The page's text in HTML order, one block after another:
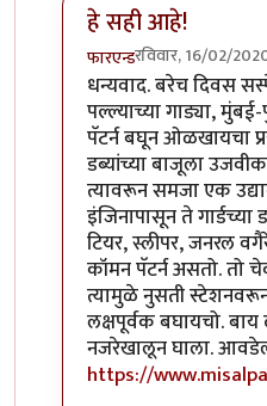
हे सही आहे!
फारएन्डरविवार, 16/02/
In reply toआणि हे
धन्यवाद. बरेच दिवस
पल्ल्याच्या गाड्या,
पॅटर्न बघून ओळखायचा
डब्यांच्या बाजूला
त्यावरून समजा एक
इंजिनापासून ते गार्डच्या
टियर, स्लीपर, जनरल
कॉमन पॅटर्न असतो. तो
त्यामुळे नुसती स्टेशनवरून
लक्षपूर्वक बघायचो.
नजरेखालून घाला.
https://